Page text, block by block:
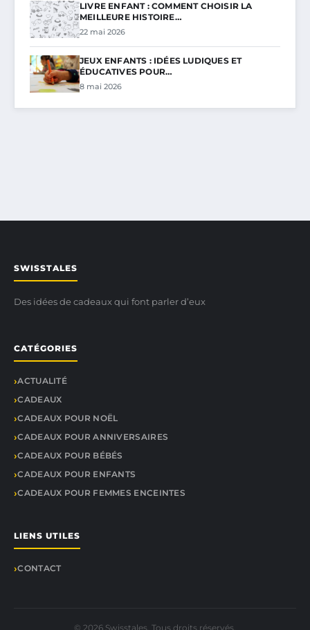
LIVRE ENFANT : COMMENT CHOISIR LA
MEILLEURE HISTOIRE…
22 mai 2026
JEUX ENFANTS : IDÉES LUDIQUES ET
ÉDUCATIVES POUR…
8 mai 2026
SWISSTALES
Des idées de cadeaux qui font parler d’eux
CATÉGORIES
ACTUALITÉ
CADEAUX
CADEAUX POUR NOËL
CADEAUX POUR ANNIVERSAIRES
CADEAUX POUR BÉBÉS
CADEAUX POUR ENFANTS
CADEAUX POUR FEMMES ENCEINTES
LIENS UTILES
CONTACT
© 2026 Swisstales. Tous droits réservés.